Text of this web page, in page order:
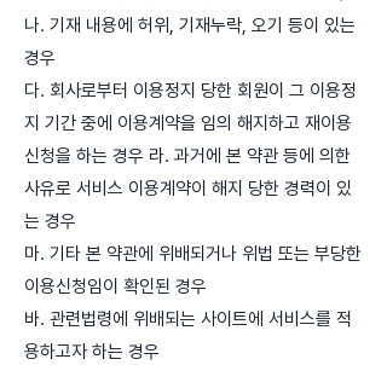
나. 기재 내용에 허위, 기재누락, 오기 등이 있는
경우
다. 회사로부터 이용정지 당한 회원이 그 이용정
지 기간 중에 이용계약을 임의 해지하고 재이용
신청을 하는 경우 라. 과거에 본 약관 등에 의한
사유로 서비스 이용계약이 해지 당한 경력이 있
는 경우
마. 기타 본 약관에 위배되거나 위법 또는 부당한
이용신청임이 확인된 경우
바. 관련법령에 위배되는 사이트에 서비스를 적
용하고자 하는 경우